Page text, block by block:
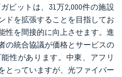
ビットは、31万2,000件の施設
ドを拡張することを目指してお
性を間接的に向上させます。進
の統合協議が価格とサービスの
性があります。中東、アフリ
とっていますが、光ファイバー